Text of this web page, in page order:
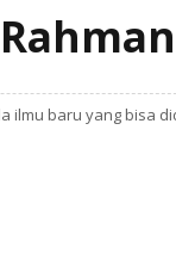
ilmu baru yang bisa